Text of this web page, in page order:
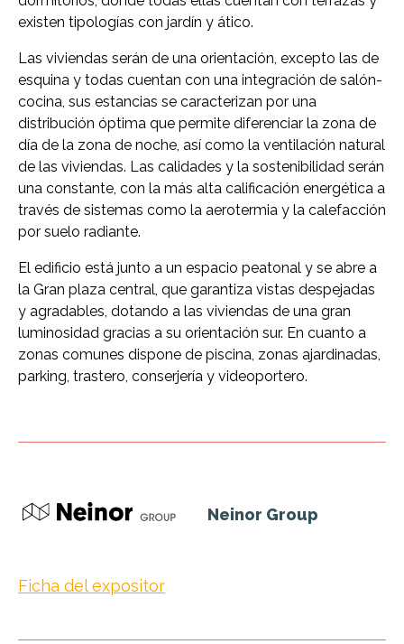
existen tipologías con jardín y ático.
Las viviendas serán de una orientación, excepto las de
esquina y todas cuentan con una integración de salón-
cocina, sus estancias se caracterizan por una
distribución óptima que permite diferenciar la zona de
día de la zona de noche, así como la ventilación natural
de las viviendas. Las calidades y la sostenibilidad serán
una constante, con la más alta calificación energética a
través de sistemas como la aerotermia y la calefacción
por suelo radiante.
El edificio está junto a un espacio peatonal y se abre a
la Gran plaza central, que garantiza vistas despejadas
y agradables, dotando a las viviendas de una gran
luminosidad gracias a su orientación sur. En cuanto a
zonas comunes dispone de piscina, zonas ajardinadas,
parking, trastero, conserjería y videoportero.
Neinor Group
Ficha del expositor